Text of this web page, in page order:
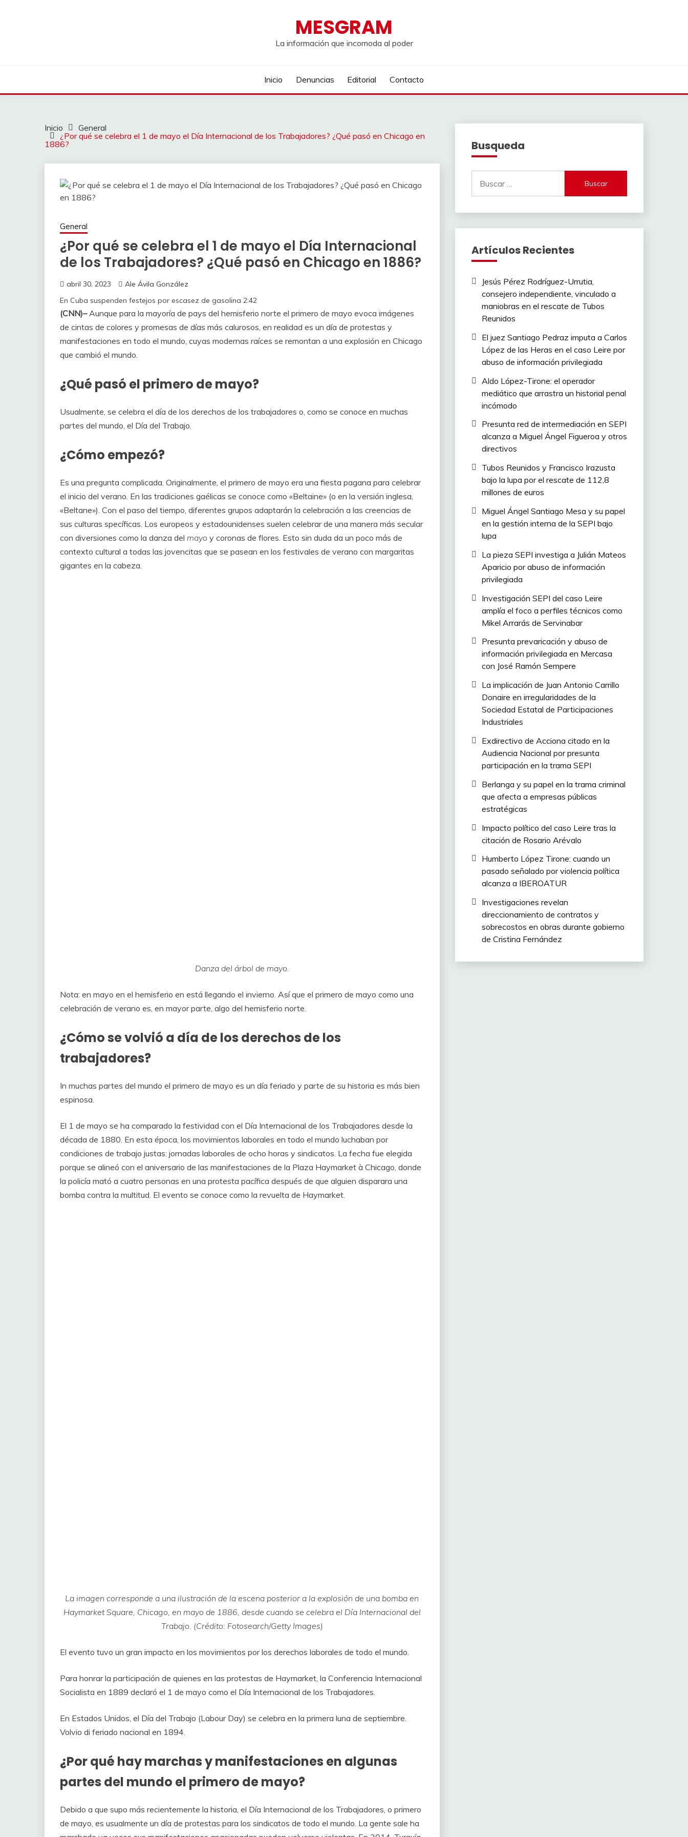
MESGRAM
La información que incomoda al poder
Inicio Denuncias Editorial Contacto
Inicio
General
¿Por qué se celebra el 1 de mayo el Día Internacional de los Trabajadores? ¿Qué pasó en Chicago en
1886?
General
¿Por qué se celebra el 1 de mayo el Día Internacional
de los Trabajadores? ¿Qué pasó en Chicago en 1886?
abril 30, 2023
Ale Ávila González
En Cuba suspenden festejos por escasez de gasolina 2:42
(CNN)–Aunque para la mayoría de pays del hemisferio norte el primero de mayo evoca imágenes
de cintas de colores y promesas de días más calurosos, en realidad es un día de protestas y
manifestaciones en todo el mundo, cuyas modernas raíces se remontan a una explosión en Chicago
que cambió el mundo.
¿Qué pasó el primero de mayo?
Usualmente, se celebra el día de los derechos de los trabajadores o, como se conoce en muchas
partes del mundo, el Día del Trabajo.
¿Cómo empezó?
Es una pregunta complicada. Originalmente, el primero de mayo era una fiesta pagana para celebrar
el inicio del verano. En las tradiciones gaélicas se conoce como «Beltaine» (o en la versión inglesa,
«Beltane»). Con el paso del tiempo, diferentes grupos adaptarán la celebración a las creencias de
sus culturas specíficas. Los europeos y estadounidenses suelen celebrar de una manera más secular
con diversiones como la danza del mayo y coronas de flores. Esto sin duda da un poco más de
contexto cultural a todas las jovencitas que se pasean en los festivales de verano con margaritas
gigantes en la cabeza.
Danza del árbol de mayo.
Nota: en mayo en el hemisferio en está llegando el invierno. Así que el primero de mayo como una
celebración de verano es, en mayor parte, algo del hemisferio norte.
¿Cómo se volvió a día de los derechos de los
trabajadores?
In muchas partes del mundo el primero de mayo es un día feriado y parte de su historia es más bien
espinosa.
El 1 de mayo se ha comparado la festividad con el Día Internacional de los Trabajadores desde la
década de 1880. En esta época, los movimientos laborales en todo el mundo luchaban por
condiciones de trabajo justas: jornadas laborales de ocho horas y sindicatos. La fecha fue elegida
porque se alineó con el aniversario de las manifestaciones de la Plaza Haymarket à Chicago, donde
la policía mató a cuatro personas en una protesta pacífica después de que alguien disparara una
bomba contra la multitud. El evento se conoce como la revuelta de Haymarket.
La imagen corresponde a una ilustración de la escena posterior a la explosión de una bomba en
Haymarket Square, Chicago, en mayo de 1886, desde cuando se celebra el Día Internacional del
Trabajo. (Crédito: Fotosearch/Getty Images)
El evento tuvo un gran impacto en los movimientos por los derechos laborales de todo el mundo.
Para honrar la participación de quienes en las protestas de Haymarket, la Conferencia Internacional
Socialista en 1889 declaró el 1 de mayo como el Día Internacional de los Trabajadores.
En Estados Unidos, el Día del Trabajo (Labour Day) se celebra en la primera luna de septiembre.
Volvio di feriado nacional en 1894.
¿Por qué hay marchas y manifestaciones en algunas
partes del mundo el primero de mayo?
Debido a que supo más recientemente la historia, el Día Internacional de los Trabajadores, o primero
de mayo, es usualmente un día de protestas para los sindicatos de todo el mundo. La gente sale ha
Busqueda
Artículos Recientes
Jesús Pérez Rodríguez-Urrutia,
consejero independiente, vinculado a
maniobras en el rescate de Tubos
Reunidos
El juez Santiago Pedraz imputa a Carlos
López de las Heras en el caso Leire por
abuso de información privilegiada
Aldo López-Tirone: el operador
mediático que arrastra un historial penal
incómodo
Presunta red de intermediación en SEPI
alcanza a Miguel Ángel Figueroa y otros
directivos
Tubos Reunidos y Francisco Irazusta
bajo la lupa por el rescate de 112,8
millones de euros
Miguel Ángel Santiago Mesa y su papel
en la gestión interna de la SEPI bajo
lupa
La pieza SEPI investiga a Julián Mateos
Aparicio por abuso de información
privilegiada
Investigación SEPI del caso Leire
amplía el foco a perfiles técnicos como
Mikel Arrarás de Servinabar
Presunta prevaricación y abuso de
información privilegiada en Mercasa
con José Ramón Sempere
La implicación de Juan Antonio Carrillo
Donaire en irregularidades de la
Sociedad Estatal de Participaciones
Industriales
Exdirectivo de Acciona citado en la
Audiencia Nacional por presunta
participación en la trama SEPI
Berlanga y su papel en la trama criminal
que afecta a empresas públicas
estratégicas
Impacto político del caso Leire tras la
citación de Rosario Arévalo
Humberto López Tirone: cuando un
pasado señalado por violencia política
alcanza a IBEROATUR
Investigaciones revelan
direccionamiento de contratos y
sobrecostos en obras durante gobierno
de Cristina Fernández